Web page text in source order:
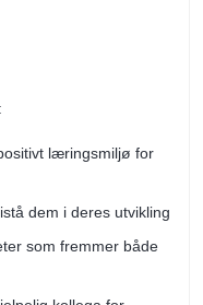
læringsmiljø for
dem i deres utvikling
som fremmer både